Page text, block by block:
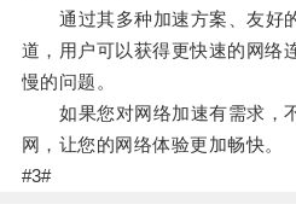
通过其多种加速方案、友好
道，用户可以获得更快速的网络
慢的问题。
如果您对网络加速有需求，
网，让您的网络体验更加畅快。
#3#